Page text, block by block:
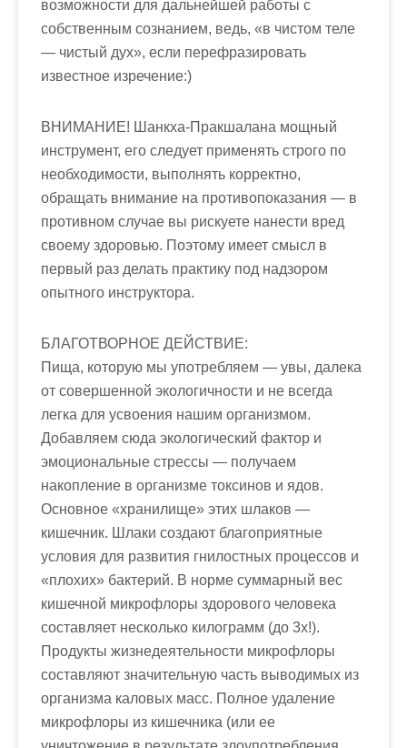
возможности для дальнейшей работы с
собственным сознанием, ведь, «в чистом теле
— чистый дух», если перефразировать
известное изречение:)
ВНИМАНИЕ! Шанкха-Пракшалана мощный
инструмент, его следует применять строго по
необходимости, выполнять корректно,
обращать внимание на противопоказания — в
противном случае вы рискуете нанести вред
своему здоровью. Поэтому имеет смысл в
первый раз делать практику под надзором
опытного инструктора.
БЛАГОТВОРНОЕ ДЕЙСТВИЕ:
Пища, которую мы употребляем — увы, далека
от совершенной экологичности и не всегда
легка для усвоения нашим организмом.
Добавляем сюда экологический фактор и
эмоциональные стрессы — получаем
накопление в организме токсинов и ядов.
Основное «хранилище» этих шлаков —
кишечник. Шлаки создают благоприятные
условия для развития гнилостных процессов и
«плохих» бактерий. В норме суммарный вес
кишечной микрофлоры здорового человека
составляет несколько килограмм (до 3х!).
Продукты жизнедеятельности микрофлоры
составляют значительную часть выводимых из
организма каловых масс. Полное удаление
микрофлоры из кишечника (или ее